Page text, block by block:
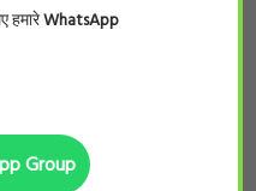
हमारेWhatsApp
Group